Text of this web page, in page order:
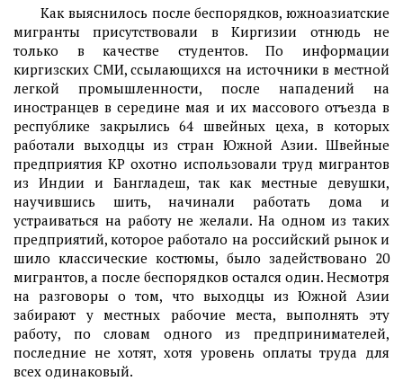
Как выяснилось после беспорядков, южноазиатские
мигранты присутствовали в Киргизии отнюдь не
только в качестве студентов. По информации
киргизских СМИ, ссылающихся на источники в местной
легкой промышленности, после нападений на
иностранцев в середине мая и их массового отъезда в
республике закрылись 64 швейных цеха, в которых
работали выходцы из стран Южной Азии. Швейные
предприятия КР охотно использовали труд мигрантов
из Индии и Бангладеш, так как местные девушки,
научившись шить, начинали работать дома и
устраиваться на работу не желали. На одном из таких
предприятий, которое работало на российский рынок и
шило классические костюмы, было задействовано 20
мигрантов, а после беспорядков остался один. Несмотря
на разговоры о том, что выходцы из Южной Азии
забирают у местных рабочие места, выполнять эту
работу, по словам одного из предпринимателей,
последние не хотят, хотя уровень оплаты труда для
всех одинаковый.